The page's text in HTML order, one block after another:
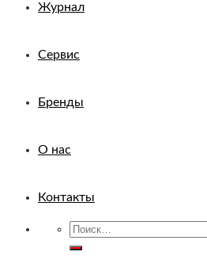
Журнал
Сервис
Бренды
О нас
Контакты
Искать: